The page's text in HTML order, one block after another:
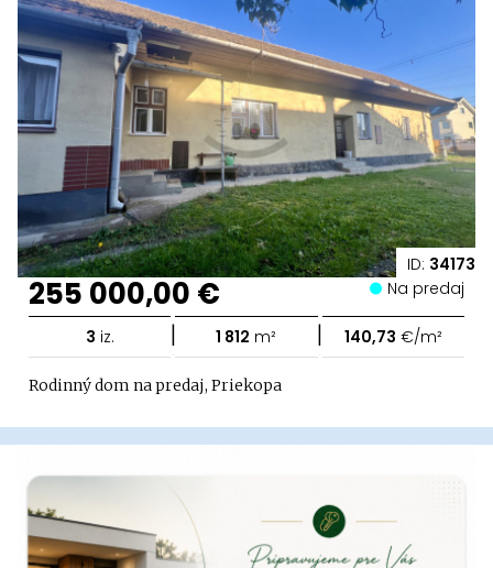
ID: 34173
255 000,00 € Na predaj
3 iz. | 1 812 m² | 140,73 €/m²
Rodinný dom na predaj, Priekopa